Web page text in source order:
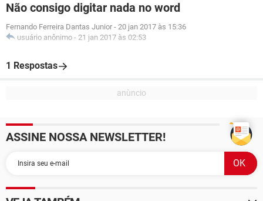
Não consigo digitar nada no word
Fernando Ferreira Dantas Junior - 20 jan 2017 às 15:36
usuário anônimo - 21 jan 2017 às 02:53
1 Respostas
ASSINE NOSSA NEWSLETTER!